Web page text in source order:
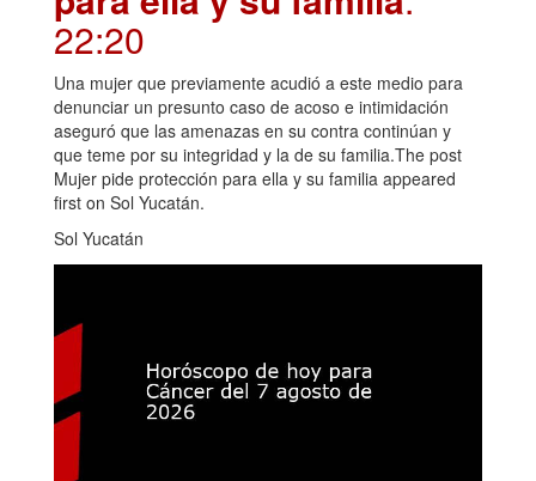
22:20
Una mujer que previamente acudió a este medio para
denunciar un presunto caso de acoso e intimidación
aseguró que las amenazas en su contra continúan y
que teme por su integridad y la de su familia.The post
Mujer pide protección para ella y su familia appeared
first on Sol Yucatán.
Sol Yucatán